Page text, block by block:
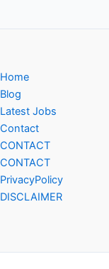
Home
Blog
Latest Jobs
Contact
CONTACT
CONTACT
PrivacyPolicy
DISCLAIMER